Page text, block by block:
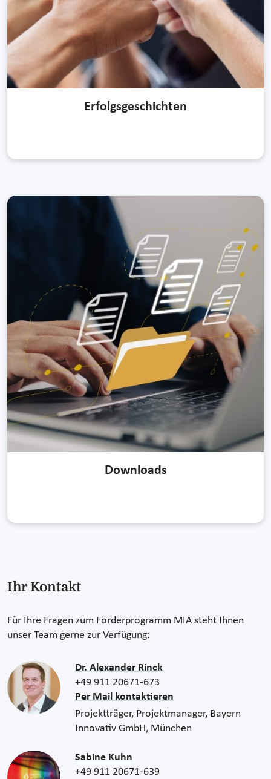
Erfolgsgeschichten
Downloads
Ihr Kontakt
Für Ihre Fragen zum Förderprogramm MIA steht Ihnen
unser Team gerne zur Verfügung:
Dr. Alexander Rinck
+49 911 20671-673
Per Mail kontaktieren
Projektträger, Projektmanager, Bayern
Innovativ GmbH, München
Sabine Kuhn
+49 911 20671-639